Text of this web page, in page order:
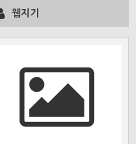
웹지기